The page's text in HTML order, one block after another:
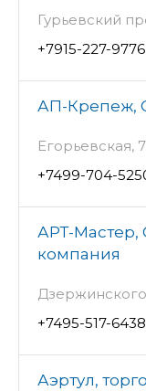
Гурьевский
+7915-227-9776
АП-Крепеж,
Егорьевская, 7
+7499-704-
АРТ-Мастер,
компания
+7495-517-6438
Аэртул,